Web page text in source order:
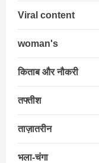
Viral content
woman's
किताब और नौकरी
तफ्तीश
ताज़ातरीन
भला-चंगा